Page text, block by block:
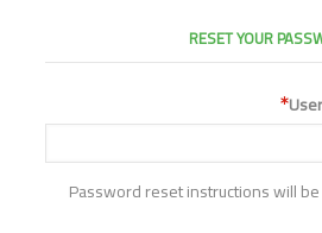
RESET YOUR
Password reset instructions will